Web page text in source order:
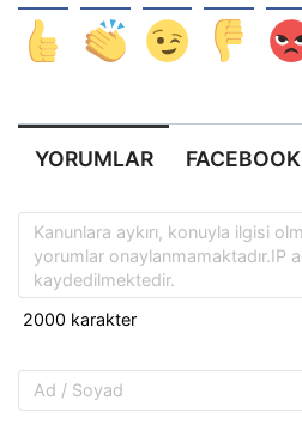
YORUMLAR FACEBOOK